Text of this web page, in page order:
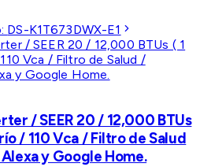
DS-K1T673DWX-E1
/ SEER 20 / 12,000 BTUs
/ 110 Vca / Filtro de Salud
y Google Home.